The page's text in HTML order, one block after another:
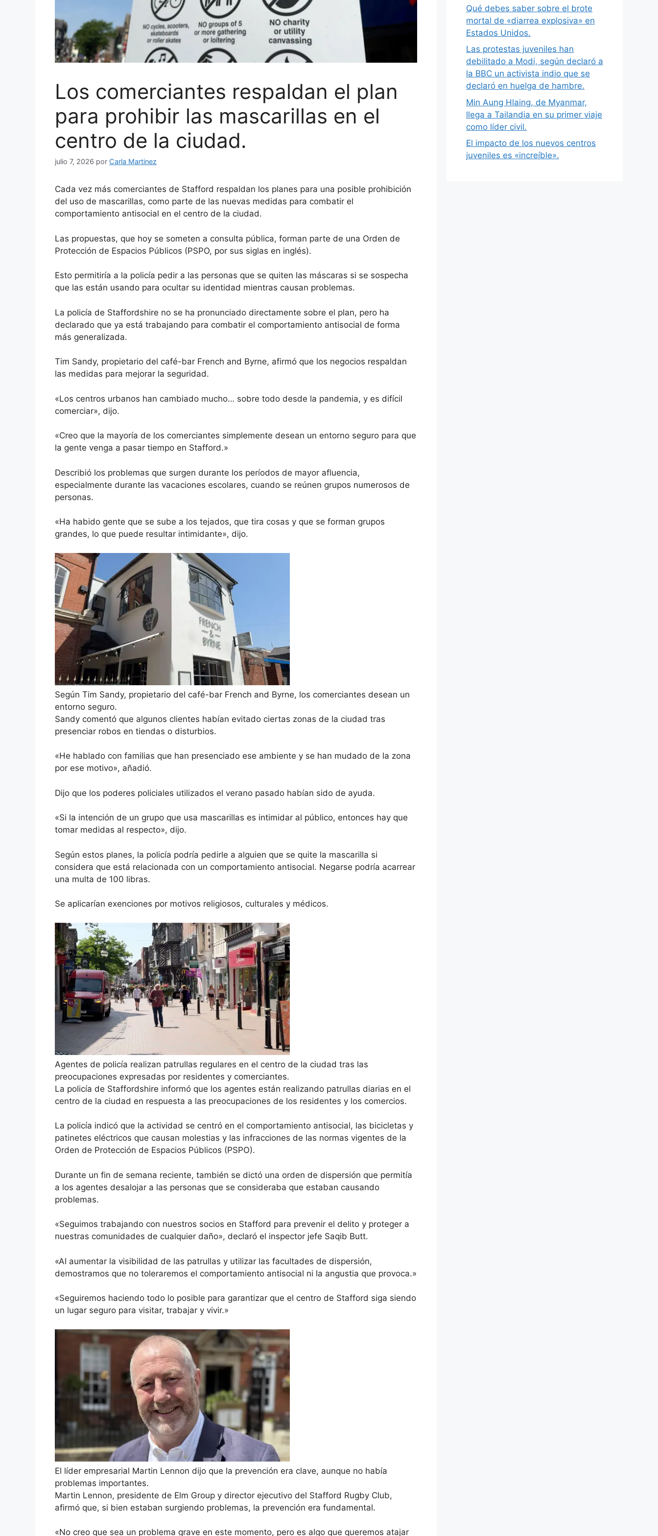
Los comerciantes respaldan el plan
para prohibir las mascarillas en el
centro de la ciudad.
julio 7, 2026 por Carla Martinez
Cada vez más comerciantes de Stafford respaldan los planes para una posible prohibición
del uso de mascarillas, como parte de las nuevas medidas para combatir el
comportamiento antisocial en el centro de la ciudad.
Las propuestas, que hoy se someten a consulta pública, forman parte de una Orden de
Protección de Espacios Públicos (PSPO, por sus siglas en inglés).
Esto permitiría a la policía pedir a las personas que se quiten las máscaras si se sospecha
que las están usando para ocultar su identidad mientras causan problemas.
La policía de Staffordshire no se ha pronunciado directamente sobre el plan, pero ha
declarado que ya está trabajando para combatir el comportamiento antisocial de forma
más generalizada.
Tim Sandy, propietario del café-bar French and Byrne, afirmó que los negocios respaldan
las medidas para mejorar la seguridad.
«Los centros urbanos han cambiado mucho… sobre todo desde la pandemia, y es difícil
comerciar», dijo.
«Creo que la mayoría de los comerciantes simplemente desean un entorno seguro para que
la gente venga a pasar tiempo en Stafford.»
Describió los problemas que surgen durante los períodos de mayor afluencia,
especialmente durante las vacaciones escolares, cuando se reúnen grupos numerosos de
personas.
«Ha habido gente que se sube a los tejados, que tira cosas y que se forman grupos
grandes, lo que puede resultar intimidante», dijo.
Según Tim Sandy, propietario del café-bar French and Byrne, los comerciantes desean un
entorno seguro.
Sandy comentó que algunos clientes habían evitado ciertas zonas de la ciudad tras
presenciar robos en tiendas o disturbios.
«He hablado con familias que han presenciado ese ambiente y se han mudado de la zona
por ese motivo», añadió.
Dijo que los poderes policiales utilizados el verano pasado habían sido de ayuda.
«Si la intención de un grupo que usa mascarillas es intimidar al público, entonces hay que
tomar medidas al respecto», dijo.
Según estos planes, la policía podría pedirle a alguien que se quite la mascarilla si
considera que está relacionada con un comportamiento antisocial. Negarse podría acarrear
una multa de 100 libras.
Se aplicarían exenciones por motivos religiosos, culturales y médicos.
Agentes de policía realizan patrullas regulares en el centro de la ciudad tras las
preocupaciones expresadas por residentes y comerciantes.
La policía de Staffordshire informó que los agentes están realizando patrullas diarias en el
centro de la ciudad en respuesta a las preocupaciones de los residentes y los comercios.
La policía indicó que la actividad se centró en el comportamiento antisocial, las bicicletas y
patinetes eléctricos que causan molestias y las infracciones de las normas vigentes de la
Orden de Protección de Espacios Públicos (PSPO).
Durante un fin de semana reciente, también se dictó una orden de dispersión que permitía
a los agentes desalojar a las personas que se consideraba que estaban causando
problemas.
«Seguimos trabajando con nuestros socios en Stafford para prevenir el delito y proteger a
nuestras comunidades de cualquier daño», declaró el inspector jefe Saqib Butt.
«Al aumentar la visibilidad de las patrullas y utilizar las facultades de dispersión,
demostramos que no toleraremos el comportamiento antisocial ni la angustia que provoca.»
«Seguiremos haciendo todo lo posible para garantizar que el centro de Stafford siga siendo
un lugar seguro para visitar, trabajar y vivir.»
El líder empresarial Martin Lennon dijo que la prevención era clave, aunque no había
problemas importantes.
Martin Lennon, presidente de Elm Group y director ejecutivo del Stafford Rugby Club,
afirmó que, si bien estaban surgiendo problemas, la prevención era fundamental.
«No creo que sea un problema grave en este momento, pero es algo que queremos atajar
Qué debes saber sobre el brote
mortal de «diarrea explosiva» en
Estados Unidos.
Las protestas juveniles han
debilitado a Modi, según declaró a
la BBC un activista indio que se
declaró en huelga de hambre.
Min Aung Hlaing, de Myanmar,
llega a Tailandia en su primer viaje
como líder civil.
El impacto de los nuevos centros
juveniles es «increíble».